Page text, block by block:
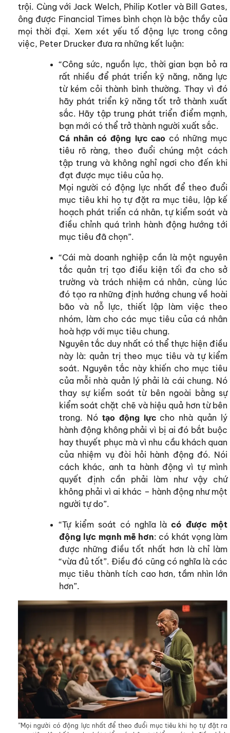
trội. Cùng với Jack Welch, Philip Kotler và Bill Gates,
ông được Financial Times bình chọn là bậc thầy của
mọi thời đại. Xem xét yếu tố động lực trong công
việc, Peter Drucker đưa ra những kết luận:
“Công sức, nguồn lực, thời gian bạn bỏ ra
rất nhiều để phát triển kỹ năng, năng lực
từ kém cỏi thành bình thường. Thay vì đó
hãy phát triển kỹ năng tốt trở thành xuất
sắc. Hãy tập trung phát triển điểm mạnh,
bạn mới có thể trở thành người xuất sắc.
Cá nhân có động lực caocó những mục
tiêu rõ ràng, theo đuổi chúng một cách
tập trung và không nghỉ ngơi cho đến khi
đạt được mục tiêu của họ.
Mọi người có động lực nhất để theo đuổi
mục tiêu khi họ tự đặt ra mục tiêu, lập kế
hoạch phát triển cá nhân, tự kiểm soát và
điều chỉnh quá trình hành động hướng tới
mục tiêu đã chọn”.
“Cái mà doanh nghiệp cần là một nguyên
tắc quản trị tạo điều kiện tối đa cho sở
trường và trách nhiệm cá nhân, cùng lúc
đó tạo ra những định hướng chung về hoài
bão và nỗ lực, thiết lập làm việc theo
nhóm, làm cho các mục tiêu của cá nhân
hoà hợp với mục tiêu chung.
Nguyên tắc duy nhất có thể thực hiện điều
này là: quản trị theo mục tiêu và tự kiểm
soát. Nguyên tắc này khiến cho mục tiêu
của mỗi nhà quản lý phải là cái chung. Nó
thay sự kiểm soát từ bên ngoài bằng sự
kiểm soát chặt chẽ và hiệu quả hơn từ bên
trong. Nó tạo động lựccho nhà quản lý
hành động không phải vì bị ai đó bắt buộc
hay thuyết phục mà vì nhu cầu khách quan
của nhiệm vụ đòi hỏi hành động đó. Nói
cách khác, anh ta hành động vì tự mình
quyết định cần phải làm như vậy chứ
không phải vì ai khác – hành động như một
người tự do”.
“Tự kiểm soát có nghĩa làcó được một
động lực mạnh mẽ hơn: có khát vọng làm
được những điều tốt nhất hơn là chỉ làm
“vừa đủ tốt”. Điều đó cũng có nghĩa là các
mục tiêu thành tích cao hơn, tầm nhìn lớn
hơn”.
”Mọi người có động lực nhất để theo đuổi mục tiêu khi họ tự đặt ra